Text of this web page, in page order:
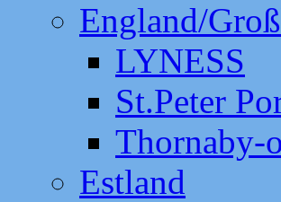
England/
LYNESS
St.Peter
Thornaby-
Estland